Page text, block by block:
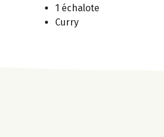
1 échalote
Curry